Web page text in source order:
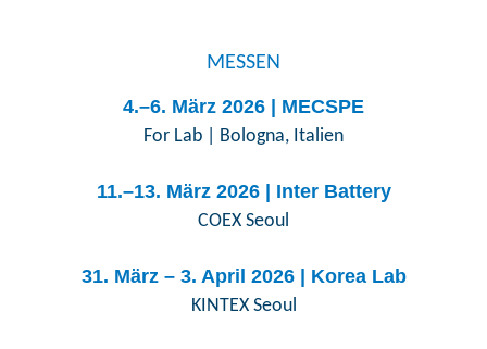
MESSEN
4.–6. März 2026 | MECSPE
For Lab | Bologna, Italien
11.–13. März 2026 | Inter Battery
COEX Seoul
31. März – 3. April 2026 | Korea Lab
KINTEX Seoul